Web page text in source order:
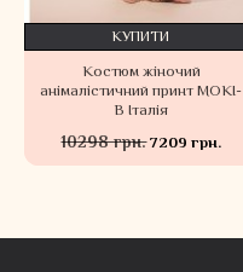
Костюм жіночий
анімалістичний принт MOKI-
B Італія
10298 грн.7209 грн.
КУПИТИ